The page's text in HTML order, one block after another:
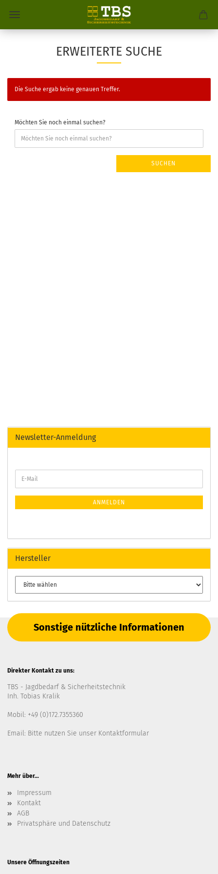
ERWEITERTE SUCHE
Die Suche ergab keine genauen Treffer.
Möchten Sie noch einmal suchen?
SUCHEN
Newsletter-Anmeldung
ANMELDEN
Hersteller
Sonstige nützliche Informationen
Direkter Kontakt zu uns:
TBS - Jagdbedarf & Sicherheitstechnik
Inh. Tobias Kralik
Mobil: +49 (0)172.7355360
Email: Bitte nutzen Sie unser Kontaktformular
Mehr über...
Impressum
Kontakt
AGB
Privatsphäre und Datenschutz
Unsere Öffnungszeiten